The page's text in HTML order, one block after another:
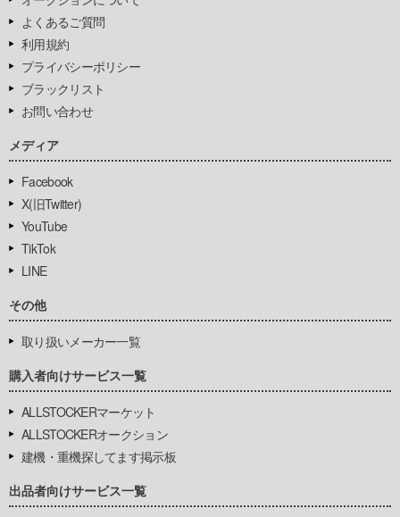
よくあるご質問
利用規約
プライバシーポリシー
ブラックリスト
お問い合わせ
メディア
Facebook
X(旧Twitter)
YouTube
TikTok
LINE
その他
取り扱いメーカー一覧
購入者向けサービス一覧
ALLSTOCKERマーケット
ALLSTOCKERオークション
建機・重機探してます掲示板
出品者向けサービス一覧